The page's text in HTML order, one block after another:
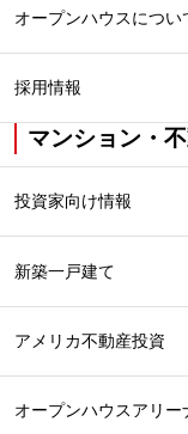
オープンハウスについ
採用情報
マンション・
投資家向け情報
新築一戸建て
アメリカ不動産投資
オープンハウスアリー